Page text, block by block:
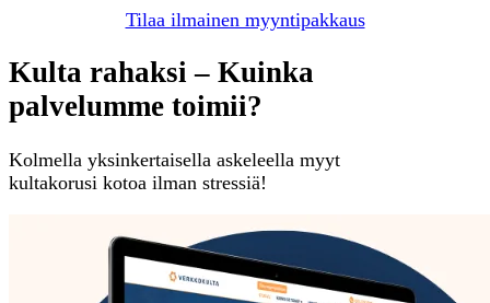
Tilaa ilmainen myyntipakkaus
Kulta rahaksi – Kuinka
palvelumme toimii?
Kolmella yksinkertaisella askeleella myyt
kultakorusi kotoa ilman stressiä!